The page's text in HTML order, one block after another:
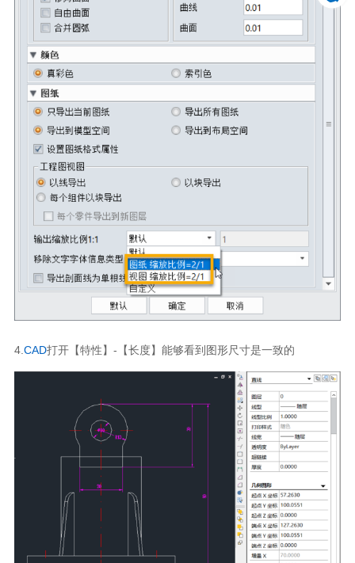
4. CAD打开【特性】 - 【长度】能够看到图形尺寸是一致的